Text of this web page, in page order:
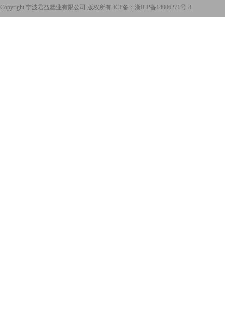
Copyright 宁波君益塑业有限公司 版权所有 ICP备： 浙ICP备14006271号-8